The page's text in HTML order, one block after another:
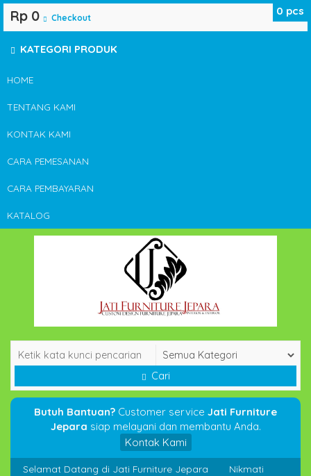
HOME
TENTANG KAMI
KONTAK KAMI
CARA PEMESANAN
CARA PEMBAYARAN
KATALOG
Cari
Butuh Bantuan? Customer service Jati Furniture
Jepara siap melayani dan membantu Anda.
Kontak Kami
Selamat Datang di Jati Furniture Jepara
Nikmati
0 pcs
Rp 0 Checkout
KATEGORI PRODUK